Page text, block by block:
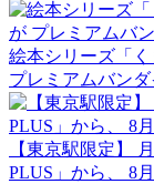
絵本シリーズ「
プレミアムバン
【東京駅限定】
PLUS」から、 8